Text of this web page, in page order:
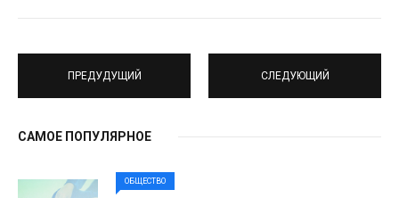
ПРЕДУДУЩИЙ СЛЕДУЮЩИЙ
САМОЕ ПОПУЛЯРНОЕ
ОБЩЕСТВО